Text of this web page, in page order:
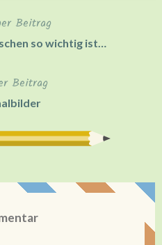
Beitrag
so wichtig ist…
Beitrag